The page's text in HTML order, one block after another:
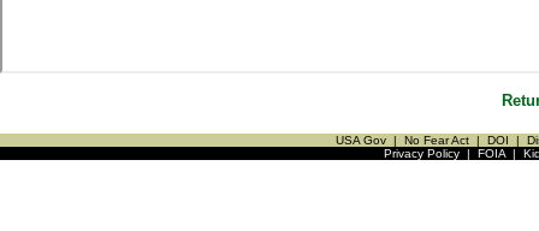
USA Gov | No Fear Act | DOI |
Privacy Policy| FOIA|